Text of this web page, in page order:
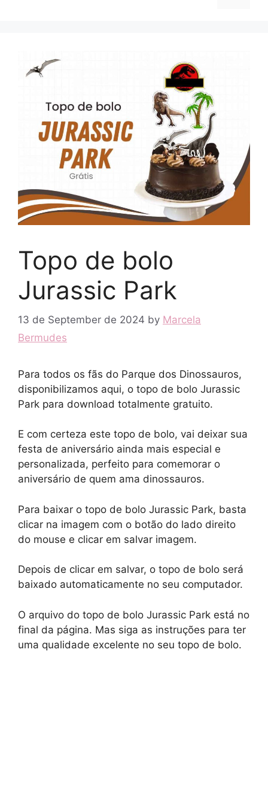
Topo de bolo
Jurassic Park
13 de September de 2024 by Marcela
Bermudes
Para todos os fãs do Parque dos Dinossauros,
disponibilizamos aqui, o topo de bolo Jurassic
Park para download totalmente gratuito.
E com certeza este topo de bolo, vai deixar sua
festa de aniversário ainda mais especial e
personalizada, perfeito para comemorar o
aniversário de quem ama dinossauros.
Para baixar o topo de bolo Jurassic Park, basta
clicar na imagem com o botão do lado direito
do mouse e clicar em salvar imagem.
Depois de clicar em salvar, o topo de bolo será
baixado automaticamente no seu computador.
O arquivo do topo de bolo Jurassic Park está no
final da página. Mas siga as instruções para ter
uma qualidade excelente no seu topo de bolo.